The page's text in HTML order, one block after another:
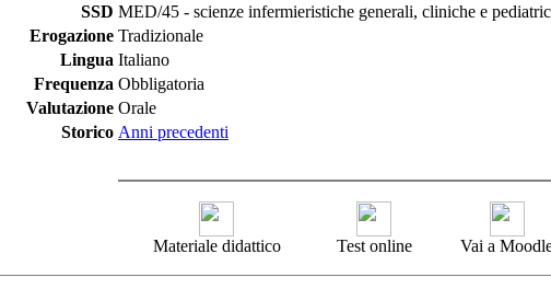
SSD MED/45 - scienze infermieristiche generali, cliniche e
Erogazione Tradizionale
Lingua Italiano
Frequenza Obbligatoria
Valutazione Orale
Storico Anni precedenti
Materiale didattico Test online Vai a